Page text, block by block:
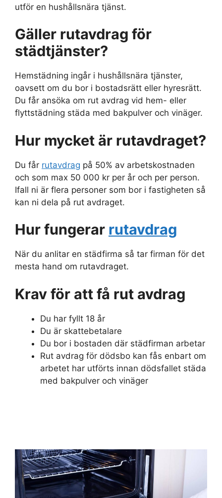
utför en hushållsnära tjänst.
Gäller rutavdrag för
städtjänster?
Hemstädning ingår i hushållsnära tjänster,
oavsett om du bor i bostadsrätt eller hyresrätt.
Du får ansöka om rut avdrag vid hem- eller
flyttstädning städa med bakpulver och vinäger.
Hur mycket är rutavdraget?
Du får rutavdrag på 50% av arbetskostnaden
och som max 50 000 kr per år och per person.
Ifall ni är flera personer som bor i fastigheten så
kan ni dela på rut avdraget.
Hur fungerar rutavdrag
När du anlitar en städfirma så tar firman för det
mesta hand om rutavdraget.
Krav för att få rut avdrag
Du har fyllt 18 år
Du är skattebetalare
Du bor i bostaden där städfirman arbetar
Rut avdrag för dödsbo kan fås enbart om
arbetet har utförts innan dödsfallet städa
med bakpulver och vinäger